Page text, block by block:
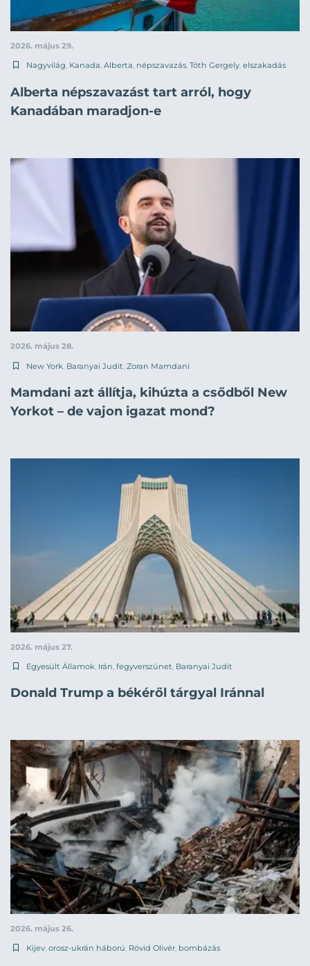
2026. május 29.
Nagyvilág, Kanada, Alberta, népszavazás, Tóth Gergely, elszakadás
Alberta népszavazást tart arról, hogy
Kanadában maradjon-e
2026. május 28.
New York Baranyai Judit Zoran Mamdani
Mamdani azt állítja, kihúzta a csődből New
Yorkot – de vajon igazat mond?
2026. május 27.
Egyesült Államok Irán fegyverszünet Baranyai Judit
Donald Trump a békéről tárgyal Iránnal
2026. május 26.
Kijev, orosz-ukrán háború, Rövid Olivér, bombázás